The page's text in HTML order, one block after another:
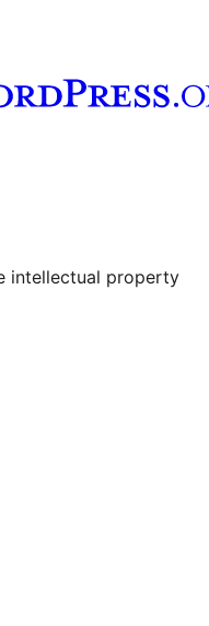
запись в Tumblr
intellectual property